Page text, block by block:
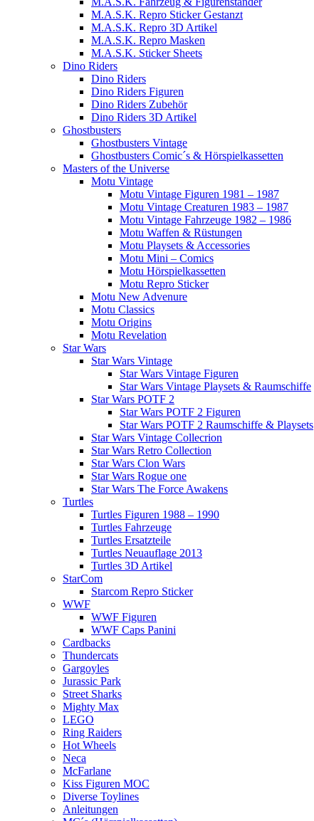
M.A.S.K. Repro Sticker Gestanzt
M.A.S.K. Repro 3D Artikel
M.A.S.K. Repro Masken
M.A.S.K. Sticker Sheets
Dino Riders
Dino Riders
Dino Riders Figuren
Dino Riders Zubehör
Dino Riders 3D Artikel
Ghostbusters
Ghostbusters Vintage
Ghostbusters Comic´s & Hörspielkassetten
Masters of the Universe
Motu Vintage
Motu Vintage Figuren 1981 – 1987
Motu Vintage Creaturen 1983 – 1987
Motu Vintage Fahrzeuge 1982 – 1986
Motu Waffen & Rüstungen
Motu Playsets & Accessories
Motu Mini – Comics
Motu Hörspielkassetten
Motu Repro Sticker
Motu New Advenure
Motu Classics
Motu Origins
Motu Revelation
Star Wars
Star Wars Vintage
Star Wars Vintage Figuren
Star Wars Vintage Playsets & Raumschiffe
Star Wars POTF 2
Star Wars POTF 2 Figuren
Star Wars POTF 2 Raumschiffe & Playsets
Star Wars Vintage Collecrion
Star Wars Retro Collection
Star Wars Clon Wars
Star Wars Rogue one
Star Wars The Force Awakens
Turtles
Turtles Figuren 1988 – 1990
Turtles Fahrzeuge
Turtles Ersatzteile
Turtles Neuauflage 2013
Turtles 3D Artikel
StarCom
Starcom Repro Sticker
WWF
WWF Figuren
WWF Caps Panini
Cardbacks
Thundercats
Gargoyles
Jurassic Park
Street Sharks
Mighty Max
LEGO
Ring Raiders
Hot Wheels
Neca
McFarlane
Kiss Figuren MOC
Diverse Toylines
Anleitungen